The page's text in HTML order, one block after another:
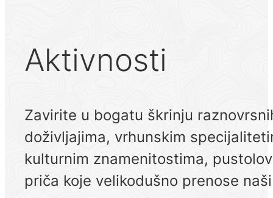
Aktivnosti
Zavirite u bogatu škrinju
doživljajima, vrhunskim
kulturnim znamenitostima,
priča koje velikodušno prenose